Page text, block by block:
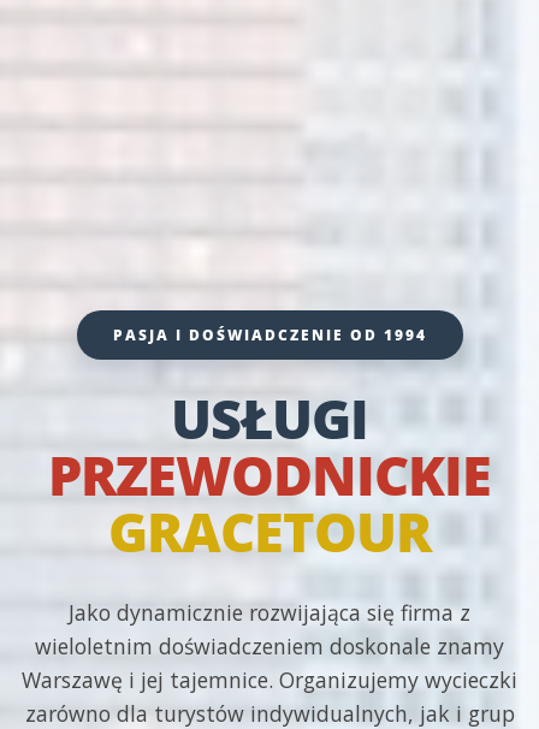
PASJA I DOŚWIADCZENIE OD 1994
USŁUGI
PRZEWODNICKIE
GRACETOUR
Jako dynamicznie rozwijająca się firma z
wieloletnim doświadczeniem doskonale znamy
Warszawę i jej tajemnice. Organizujemy wycieczki
zarówno dla turystów indywidualnych, jak i grup